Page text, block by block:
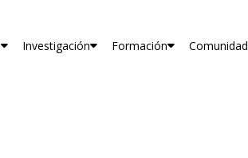
Investigación Formación Comunidad